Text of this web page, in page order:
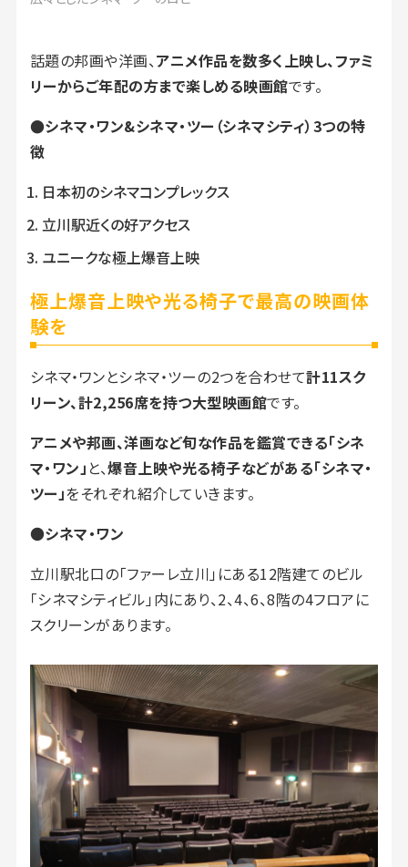
話題の邦画や洋画、アニメ作品を数多く上映し、ファミ
リーからご年配の方まで楽しめる映画館です。
●シネマ・ワン&シネマ・ツー（シネマシティ）3つの特
徴
日本初のシネマコンプレックス
立川駅近くの好アクセス
ユニークな極上爆音上映
極上爆音上映や光る椅子で最高の映画体
験を
シネマ・ワンとシネマ・ツーの2つを合わせて計11スク
リーン、計2,256席を持つ大型映画館です。
アニメや邦画、洋画など旬な作品を鑑賞できる「シネ
マ・ワン」 と、爆音上映や光る椅子などがある「シネマ・
ツー」をそれぞれ紹介していきます。
●シネマ・ワン
立川駅北口の「ファーレ立川」にある12階建てのビル
「シネマシティビル」内にあり、2、4、6、8階の4フロアに
スクリーンがあります。